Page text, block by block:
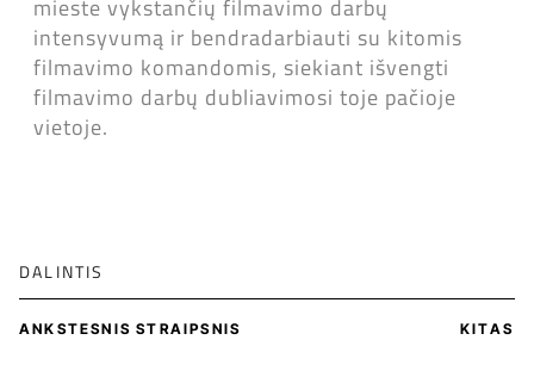
mieste vykstančių filmavimo darbų
intensyvumą ir bendradarbiauti su kitomis
filmavimo komandomis, siekiant išvengti
filmavimo darbų dubliavimosi toje pačioje
vietoje.
DALINTIS
ANKSTESNIS STRAIPSNIS KITAS